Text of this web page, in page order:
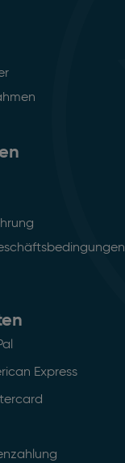
Express